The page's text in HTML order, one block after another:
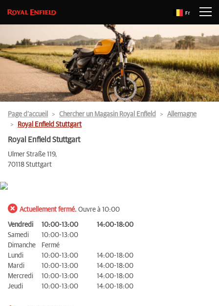
Fr
Page d’accueil Chercher un Magasin Royal Enfield
Allemagne
Royal Enfield Stuttgart
Royal Enfield Stuttgart
Ulmer Straße 119,
70118 Stuttgart
Actuellement fermé. Ouvre à 10:00
Vendredi 10:00-13:00
14:00-18:00
Samedi
10:00-13:00
Dimanche
Fermé
Lundi
10:00-13:00
14:00-18:00
Mardi
10:00-13:00
14:00-18:00
Mercredi
10:00-13:00
14:00-18:00
Jeudi
10:00-13:00 14:00-18:00